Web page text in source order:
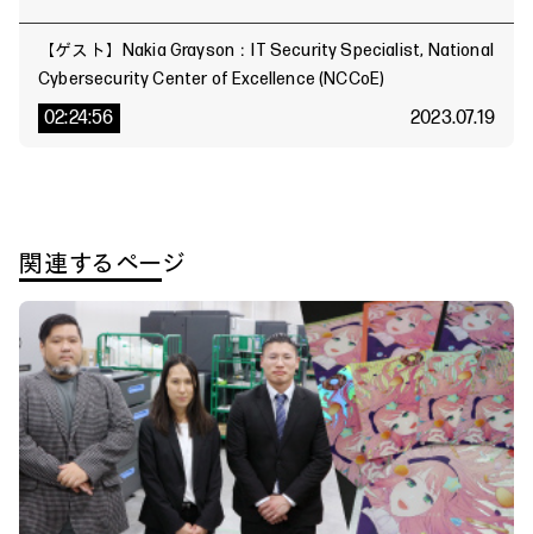
リスク管理について
【ゲスト】Nakia Grayson：IT Security Specialist, National
Cybersecurity Center of Excellence (NCCoE)
02:24:56 2023.07.19
関連するページ